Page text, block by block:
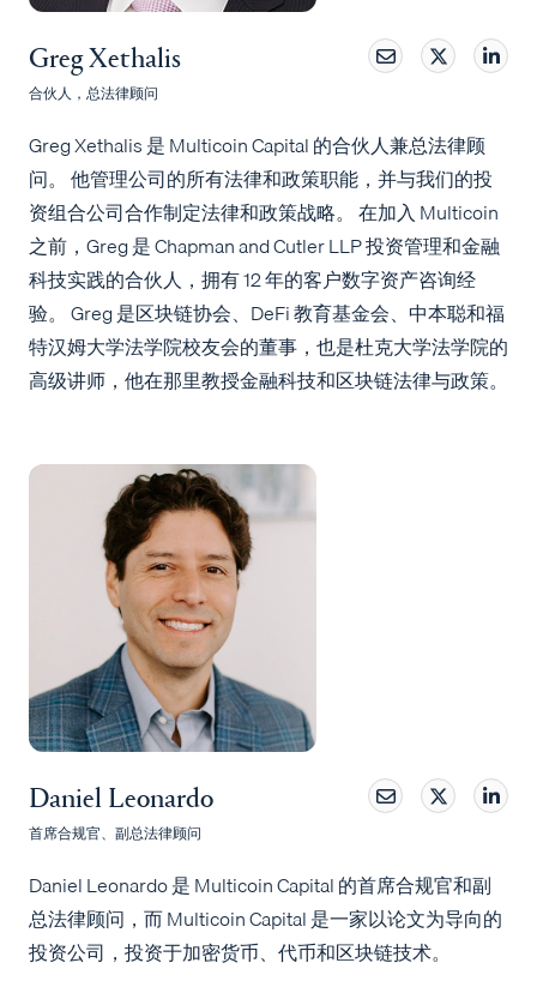
Greg Xethalis
合伙人，总法律顾问
Greg Xethalis 是 Multicoin Capital 的合伙人兼总法律顾
问。 他管理公司的所有法律和政策职能，并与我们的投
资组合公司合作制定法律和政策战略。 在加入 Multicoin
之前，Greg 是 Chapman and Cutler LLP 投资管理和金融
科技实践的合伙人，拥有 12 年的客户数字资产咨询经
验。 Greg 是区块链协会、DeFi 教育基金会、中本聪和福
特汉姆大学法学院校友会的董事，也是杜克大学法学院的
高级讲师，他在那里教授金融科技和区块链法律与政策。
Daniel Leonardo
首席合规官、副总法律顾问
Daniel Leonardo 是 Multicoin Capital 的首席合规官和副
总法律顾问，而 Multicoin Capital 是一家以论文为导向的
投资公司，投资于加密货币、代币和区块链技术。